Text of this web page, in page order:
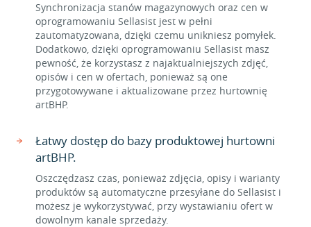
Synchronizacja stanów magazynowych oraz cen w
oprogramowaniu Sellasist jest w pełni
zautomatyzowana, dzięki czemu unikniesz pomyłek.
Dodatkowo, dzięki oprogramowaniu Sellasist masz
pewność, że korzystasz z najaktualniejszych zdjęć,
opisów i cen w ofertach, ponieważ są one
przygotowywane i aktualizowane przez hurtownię
artBHP.
Łatwy dostęp do bazy produktowej hurtowni
artBHP.
Oszczędzasz czas, ponieważ zdjęcia, opisy i warianty
produktów są automatyczne przesyłane do Sellasist i
możesz je wykorzystywać, przy wystawianiu ofert w
dowolnym kanale sprzedaży.